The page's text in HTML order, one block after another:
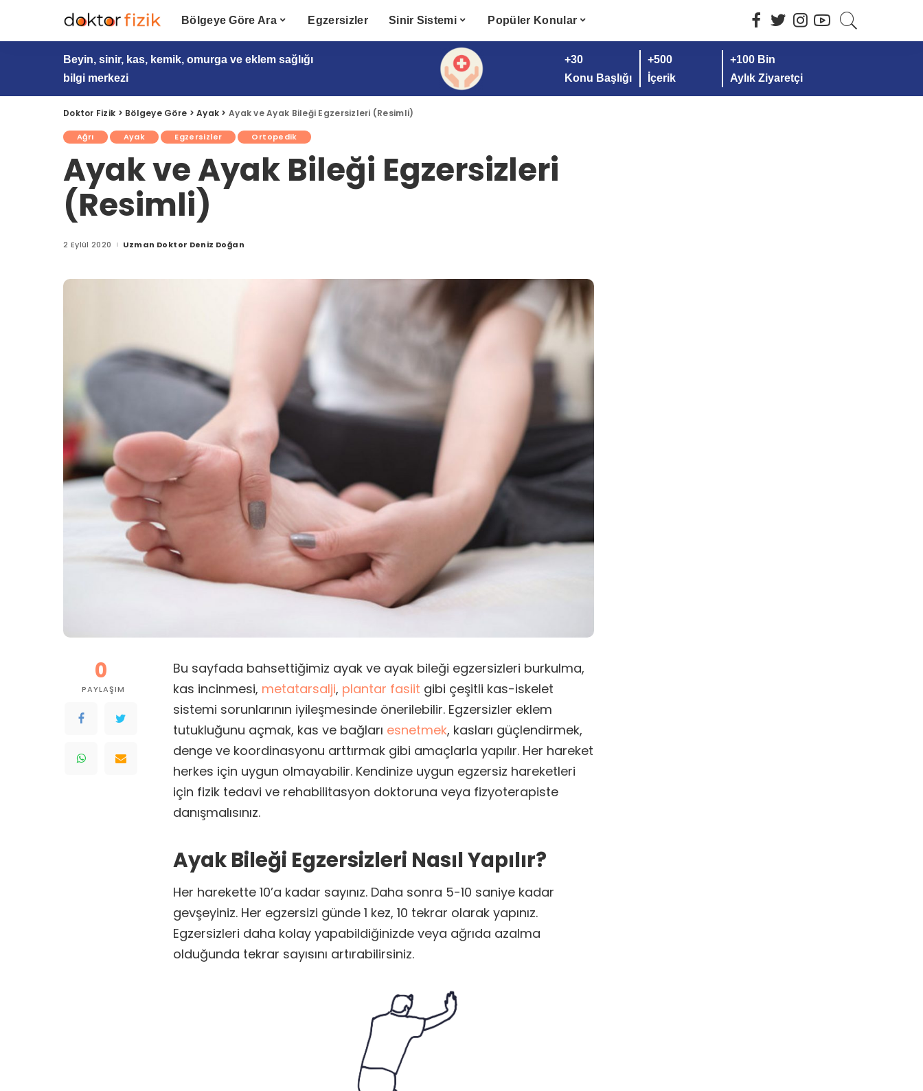
Bölgeye Göre Ara Egzersizler Sinir Sistemi Popüler Konular
Beyin, sinir, kas, kemik, omurga ve eklem sağlığı
bilgi merkezi
+30
Konu Başlığı
+500
İçerik
+100 Bin
Aylık Ziyaretçi
Doktor Fizik > Bölgeye Göre >Ayak >Ayak ve Ayak Bileği Egzersizleri (Resimli)
Ağrı Ayak Egzersizler Ortopedik
Ayak ve Ayak Bileği Egzersizleri
(Resimli)
2 Eylül 2020 Posted
Uzman Doktor Deniz Doğan
0
PAYLAŞIM
Bu sayfada bahsettiğimiz ayak ve ayak bileği egzersizleri burkulma,
kas incinmesi, metatarsalji, plantar fasiit gibi çeşitli kas-iskelet
sistemi sorunlarının iyileşmesinde önerilebilir. Egzersizler eklem
tutukluğunu açmak, kas ve bağları esnetmek, kasları güçlendirmek,
denge ve koordinasyonu arttırmak gibi amaçlarla yapılır. Her hareket
herkes için uygun olmayabilir. Kendinize uygun egzersiz hareketleri
için fizik tedavi ve rehabilitasyon doktoruna veya fizyoterapiste
danışmalısınız.
Ayak Bileği Egzersizleri Nasıl Yapılır?
Her harekette 10’a kadar sayınız. Daha sonra 5-10 saniye kadar
gevşeyiniz. Her egzersizi günde 1 kez, 10 tekrar olarak yapınız.
Egzersizleri daha kolay yapabildiğinizde veya ağrıda azalma
olduğunda tekrar sayısını artırabilirsiniz.